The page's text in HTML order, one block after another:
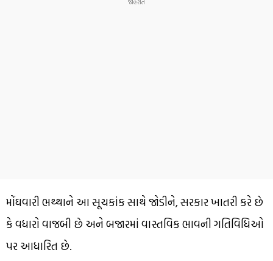
મોંઘવારી ભથ્થાને આ સૂચકાંક સાથે જોડીને, સરકાર ખાતરી કરે છે
કે વધારો વાજબી છે અને બજારમાં વાસ્તવિક ભાવની ગતિવિધિઓ
પર આધારિત છે.